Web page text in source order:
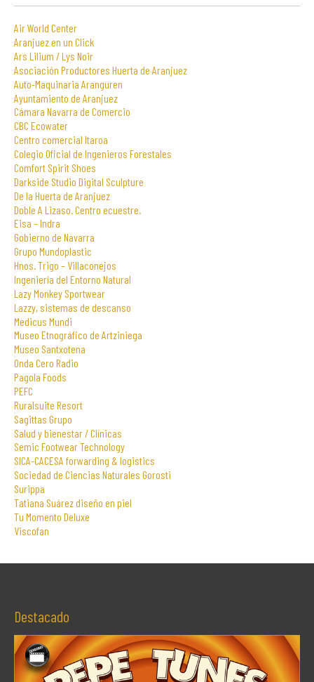
Air World Center
Aranjuez en un Click
Ars Lilium / Lys Noir
Asociación Productores Huerta de Aranjuez
Auto-Maquinaria Aranguren
Ayuntamiento de Aranjuez
Cámara Navarra de Comercio
CBC Ecowater
Centro comercial Itaroa
Colegio Oficial de Ingenieros Forestales
Comfort Spirit Shoes
Darkside Studio Digital Sculpture
De la Huerta de Aranjuez
Doble A Lizaso. Centro ecuestre.
Eisa – Indra
Gobierno de Navarra
Grupo Mundoplastic
Hnos. Trigo – Villaconejos
Ingeniería del Entorno Natural
Lazy Monkey Sportwear
Lazzy, sistemas de descanso
Medicus Mundi
Museo Etnográfico de Artziniega
Museo Santxotena
Onda Cero Radio
Pagola Foods
PEFC
Ruralsuite Resort
Sagittas Grupo
Salud y bienestar / Clínicas
Semic Footwear Technology
SICA-CACESA forwarding & logistics
Sociedad de Ciencias Naturales Gorosti
Surippa
Tatiana Suárez diseño en piel
Tu Momento Deluxe
Viscofan
Destacado